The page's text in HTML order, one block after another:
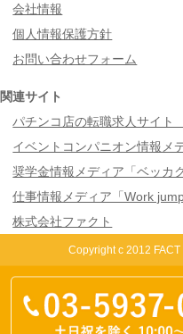
会社情報
個人情報保護方針
お問い合わせフォーム
関連サイト
パチンコ店の転職求人サイ
イベントコンパニオン情報メ
奨学金情報メディア「ベッカク
仕事情報メディア「Work jump
株式会社ファクト
Copyright c 2012